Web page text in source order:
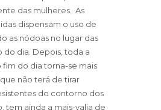
das mulheres. As
dispensam o uso de
as nódoas no lugar das
do dia. Depois, toda a
fim do dia torna-se mais
não terá de tirar
do contorno dos
tem ainda a mais-valia de